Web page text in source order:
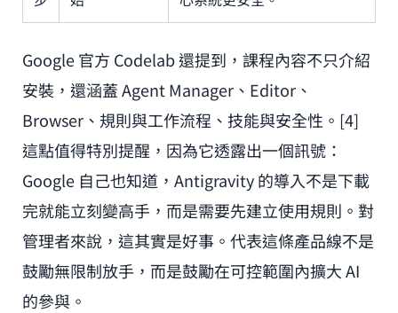
Google 官方 Codelab 還提到，課程內容不只介紹
安裝，還涵蓋 Agent Manager、Editor、
Browser、規則與工作流程、技能與安全性。[4]
這點值得特別提醒，因為它透露出一個訊號：
Google 自己也知道，Antigravity 的導入不是下載
完就能立刻變高手，而是需要先建立使用規則。對
管理者來說，這其實是好事。代表這條產品線不是
鼓勵無限制放手，而是鼓勵在可控範圍內擴大 AI
的參與。